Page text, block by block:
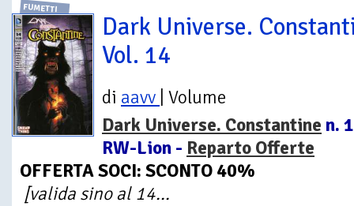
FUMETTI
Dark Universe.
Vol. 14
di aavv | Volume
Dark Universe. Constantine n.
RW-Lion - Reparto Offerte
OFFERTA SOCI: SCONTO 40%
[valida sino al 14...